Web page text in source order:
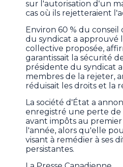
sur l'autorisation d'un
cas où ils rejetteraient
Environ 60 % du conseil
du syndicat a approuvé
collective proposée,
garantissait la sécurité
présidente du syndicat
membres de la rejeter,
réduisait les droits et la
La société d'État a
enregistré une perte de
avant impôts au
l'année, alors qu'elle
visant à remédier à ses
persistantes.